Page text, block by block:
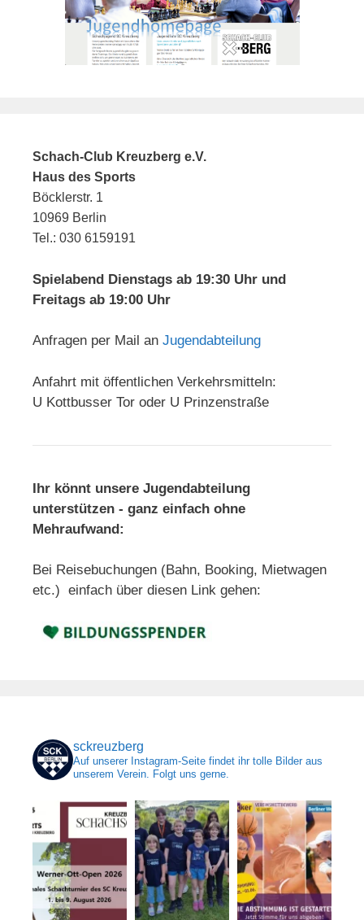
Schach-Club Kreuzberg e.V.
Haus des Sports
Böcklerstr. 1
10969 Berlin
Tel.: 030 6159191
Spielabend Dienstags ab 19:30 Uhr und
Freitags ab 19:00 Uhr
Anfragen per Mail an Jugendabteilung
Anfahrt mit öffentlichen Verkehrsmitteln:
U Kottbusser Tor oder U Prinzenstraße
Ihr könnt unsere Jugendabteilung
unterstützen - ganz einfach ohne
Mehraufwand:
Bei Reisebuchungen (Bahn, Booking, Mietwagen
etc.) einfach über diesen Link gehen:
sckreuzberg
Auf unserer Instagram-Seite findet ihr tolle Bilder aus
unserem Verein. Folgt uns gerne.